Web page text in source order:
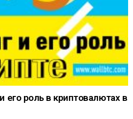
его роль в криптовалютах в